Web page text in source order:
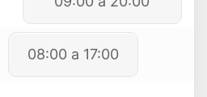
08:00 a 17:00